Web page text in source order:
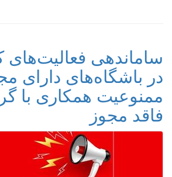
ساماندهی فعالیت‌های
در باشگاه‌های دارای
ممنوعیت همکاری با
فاقد مجوز